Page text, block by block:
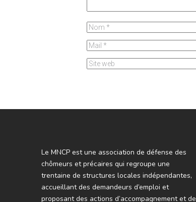
Le MNCP est une association de défense des
chômeurs et précaires qui regroupe une
trentaine de structures locales indépendantes,
accueillant des demandeurs d’emploi et
proposant des actions d’accompagnement et de